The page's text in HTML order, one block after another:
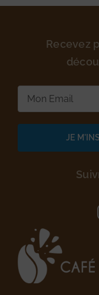
Recevez